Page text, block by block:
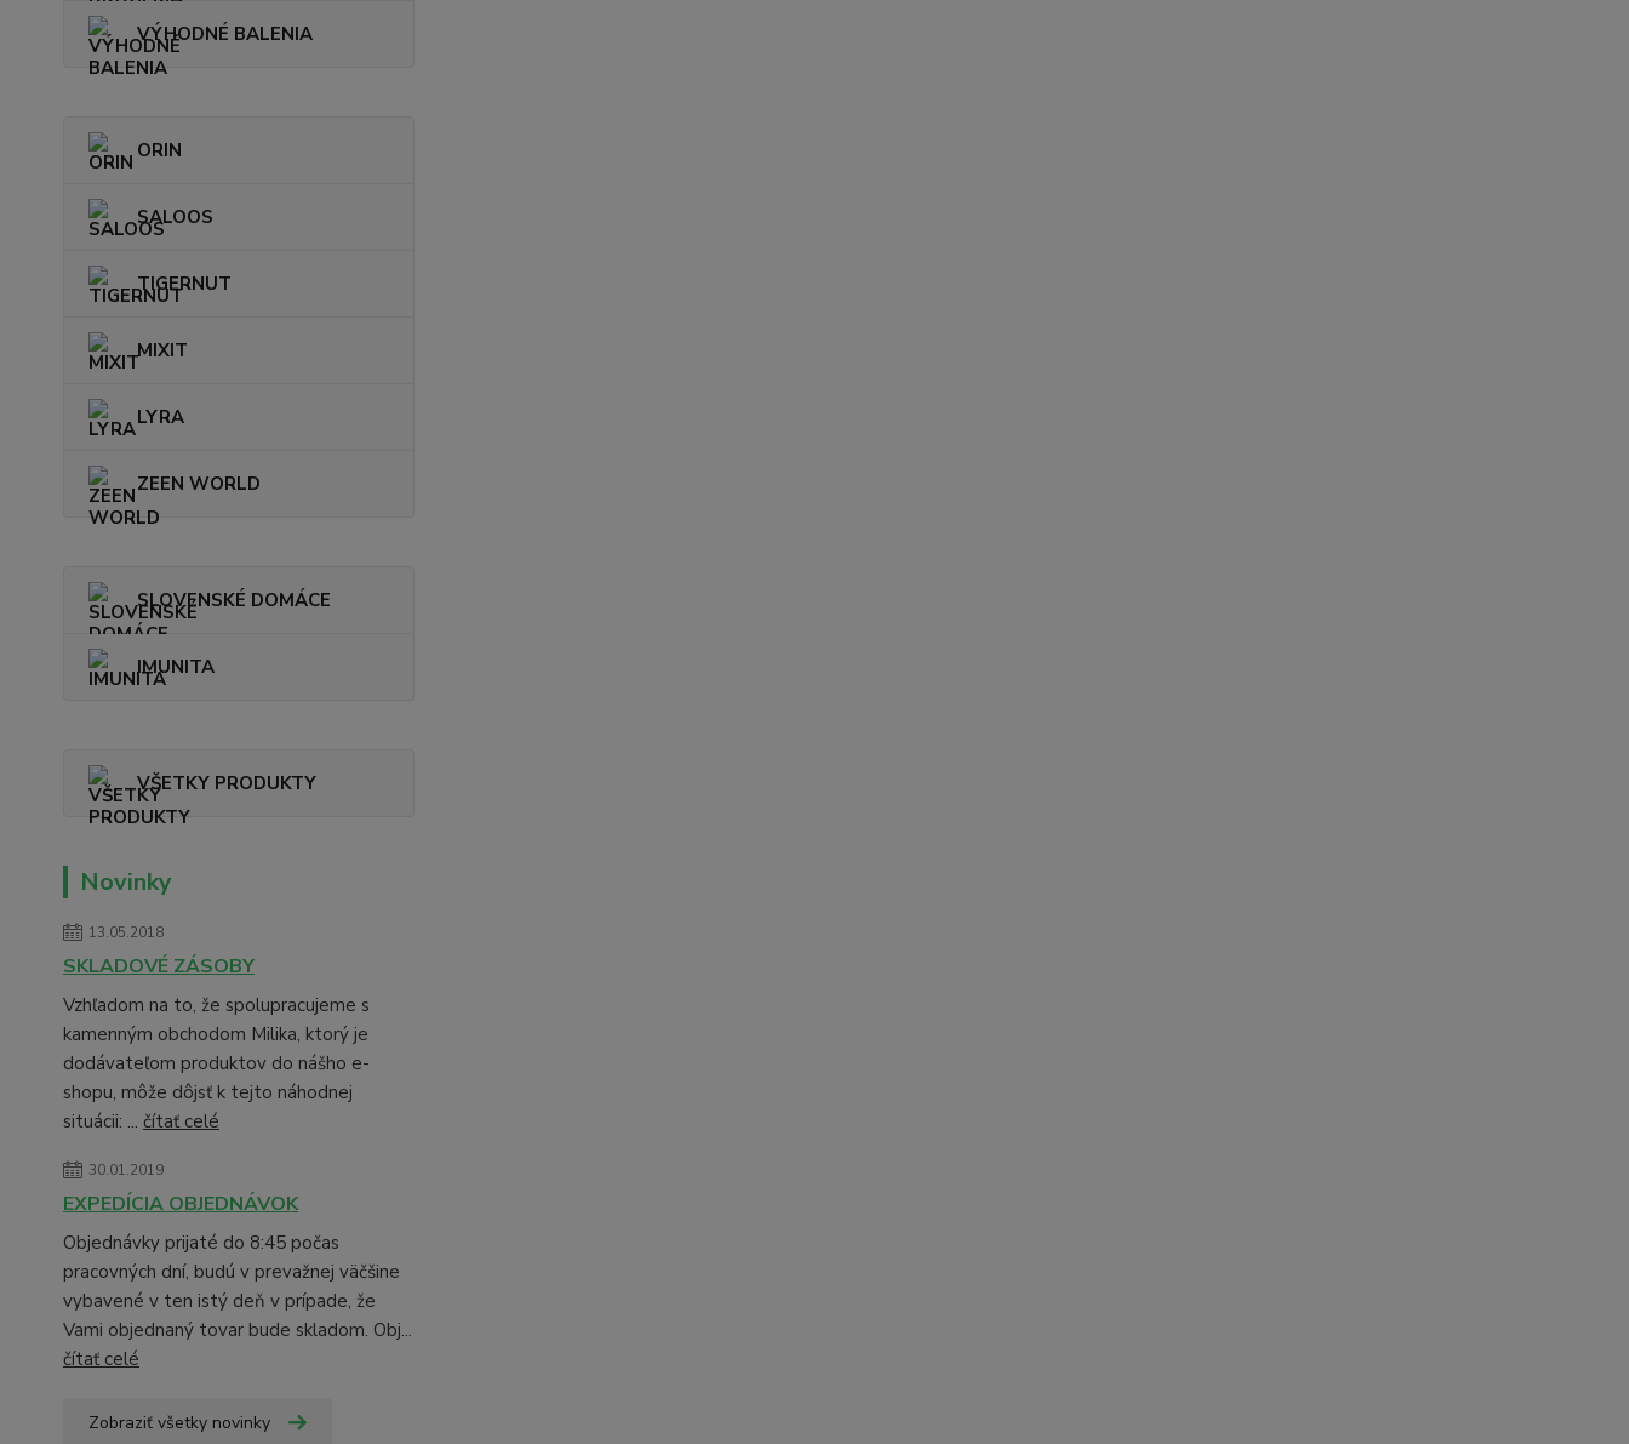
VÝHODNÉ BALENIA
ORIN
SALOOS
TIGERNUT
MIXIT
LYRA
ZEEN WORLD
SLOVENSKÉ DOMÁCE
IMUNITA
VŠETKY PRODUKTY
Novinky
13.05.2018
SKLADOVÉ ZÁSOBY
Vzhľadom na to, že spolupracujeme s
kamenným obchodom Milika, ktorý je
dodávateľom produktov do nášho e-
shopu, môže dôjsť k tejto náhodnej
situácii: ... čítať celé
30.01.2019
EXPEDÍCIA OBJEDNÁVOK
Objednávky prijaté do 8:45 počas
pracovných dní, budú v prevažnej väčšine
vybavené v ten istý deň v prípade, že
Vami objednaný tovar bude skladom. Obj...
čítať celé
Zobraziť všetky novinky